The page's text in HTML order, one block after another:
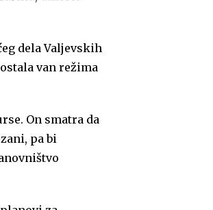
dela Valjevskih
van režima
On smatra da
pa bi